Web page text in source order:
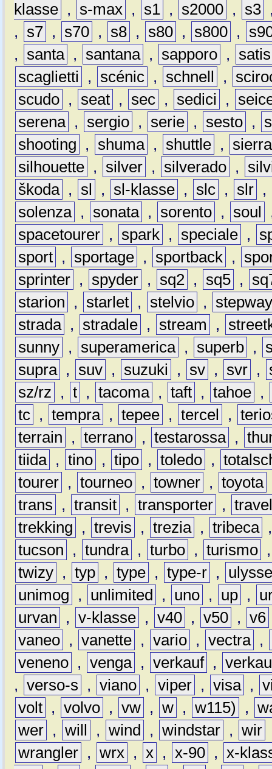
klasse , s-max , s1 , s2000 , s3
,
s7 , s70 , s8 , s80 , s800 ,
,
santa , santana , sapporo ,
satis
scaglietti
, scénic , schnell ,
scudo , seat , sec , sedici ,
serena , sergio , serie , sesto ,
shooting
, shuma , shuttle ,
sierra
silhouette , silver , silverado ,
škoda , sl , sl-klasse , slc , slr ,
solenza , sonata , sorento , soul
spacetourer , spark , speciale ,
sport , sportage , sportback ,
sprinter , spyder , sq2 , sq5 ,
starion
, starlet , stelvio ,
strada , stradale , stream ,
sunny , superamerica , superb ,
supra , suv , suzuki , sv , svr ,
sz/rz
, t , tacoma , taft , tahoe ,
tc , tempra , tepee , tercel ,
terrain
, terrano , testarossa ,
tiida , tino , tipo , toledo ,
tourer , tourneo , towner , toyota
trans
, transit , transporter ,
trekking
, trevis , trezia , tribeca
tucson
, tundra , turbo , turismo
twizy , typ , type , type-r ,
unimog
, unlimited , uno , up ,
urvan
, v-klasse , v40 , v50 , v6
vaneo , vanette , vario , vectra ,
veneno , venga , verkauf ,
, verso-s , viano , viper , visa ,
volt , volvo , vw , w , w115) ,
wer , will , wind , windstar , wir
wrangler , wrx , x , x-90 , x-